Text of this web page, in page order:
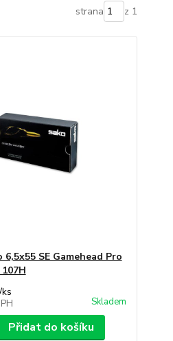
strana z 1
6,5x55 SE Gamehead Pro
ks
Skladem
Přidat do košíku